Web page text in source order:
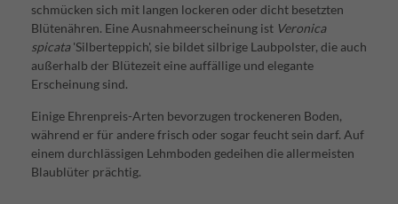
schmücken sich mit langen lockeren oder dicht besetzten
Blütenähren. Eine Ausnahmeerscheinung ist Veronica
spicata'Silberteppich', sie bildet silbrige Laubpolster, die auch
außerhalb der Blütezeit eine auffällige und elegante
Erscheinung sind.
Einige Ehrenpreis-Arten bevorzugen trockeneren Boden,
während er für andere frisch oder sogar feucht sein darf. Auf
einem durchlässigen Lehmboden gedeihen die allermeisten
Blaublüter prächtig.